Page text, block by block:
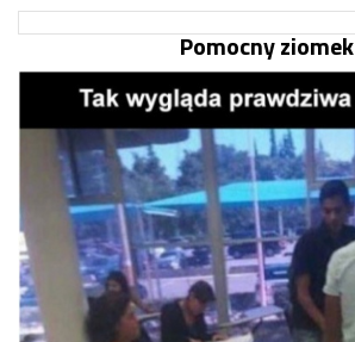
Pomocny ziomek